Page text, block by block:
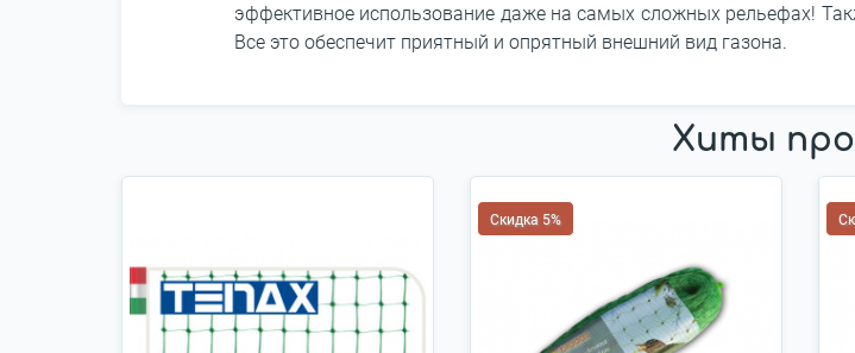
эффективное использование даже на самых сложных рельефах!
Все это обеспечит приятный и опрятный внешний вид газона.
Хиты
Скидка 5%